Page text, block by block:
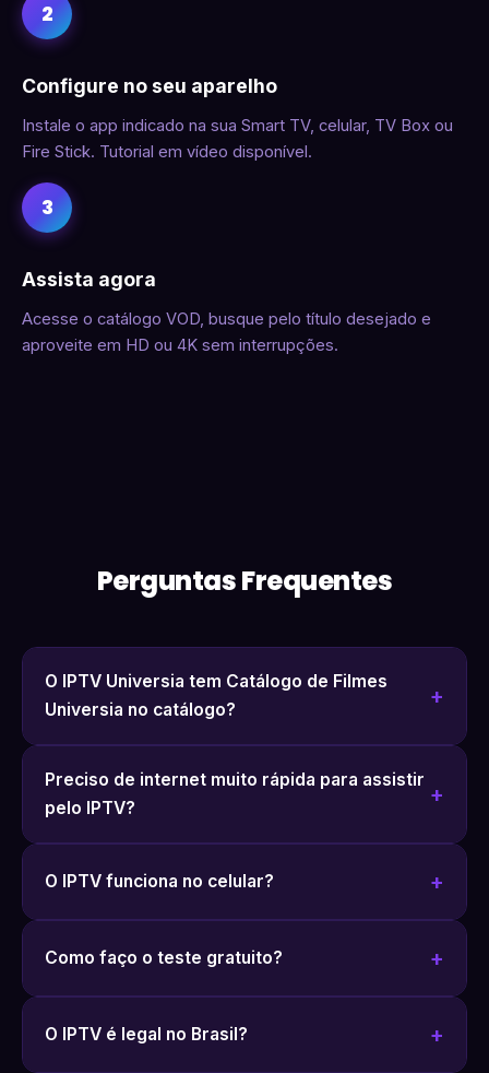
2
Configure no seu aparelho
Instale o app indicado na sua Smart TV, celular, TV Box ou
Fire Stick. Tutorial em vídeo disponível.
3
Assista agora
Acesse o catálogo VOD, busque pelo título desejado e
aproveite em HD ou 4K sem interrupções.
Perguntas Frequentes
O IPTV Universia tem Catálogo de Filmes
Universia no catálogo?
Preciso de internet muito rápida para assistir
pelo IPTV?
O IPTV funciona no celular?
Como faço o teste gratuito?
O IPTV é legal no Brasil?